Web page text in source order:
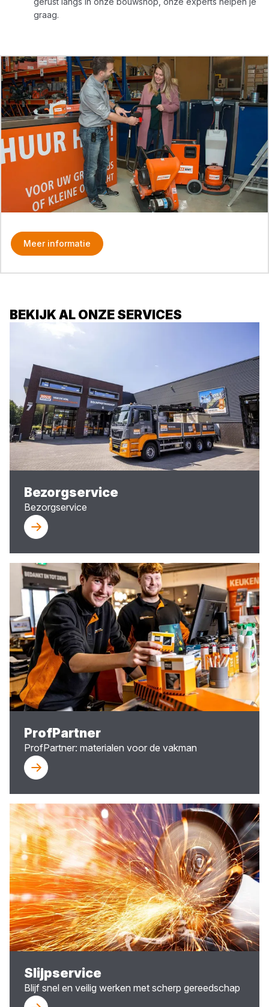
graag.
Meer informatie
BEKIJK AL ONZE SERVICES
Bezorgservice
Bezorgservice
ProfPartner
ProfPartner: materialen voor de vakman
Slijpservice
Blijf snel en veilig werken met scherp gereedschap